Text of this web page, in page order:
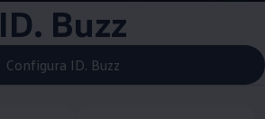
ID. Buzz
Configura ID. Buzz